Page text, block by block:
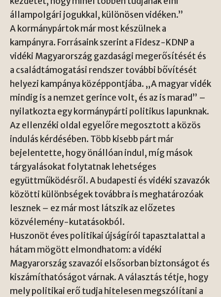
állampolgári jogukkal, különösen vidéken.”
A kormánypártok már most készülnek a
kampányra. Forrásaink szerint a Fidesz-KDNP a
vidéki Magyarország gazdasági megerősítését és
a családtámogatási rendszer további bővítését
helyezi kampánya középpontjába. „A magyar vidék
mindig is a nemzet gerince volt, és az is marad” –
nyilatkozta egy kormánypárti politikus lapunknak.
Az ellenzéki oldal egyelőre megosztott a közös
indulás kérdésében. Több kisebb párt már
bejelentette, hogy önállóan indul, míg mások
tárgyalásokat folytatnak lehetséges
együttműködésről. A budapesti és vidéki szavazók
közötti különbségek továbbra is meghatározóak
lesznek – ez már most látszik az előzetes
közvélemény-kutatásokból.
Huszonöt éves politikai újságírói tapasztalattal a
hátam mögött elmondhatom: a vidéki
Magyarország szavazói elsősorban biztonságot és
kiszámíthatóságot várnak. A választás tétje, hogy
mely politikai erő tudja hitelesen megszólítani a